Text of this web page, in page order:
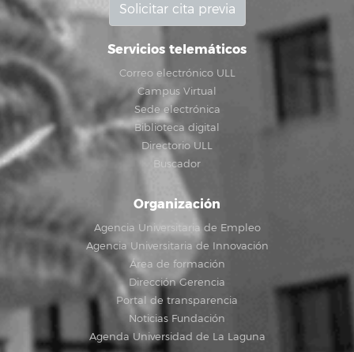
Solicitar cita previa
Servicios telemáticos
Correo electrónico ULL
Campus Virtual
Sede electrónica
Biblioteca digital
Directorio ULL
Buscador
Organización
Agencia Universitaria de Empleo
Agencia Universitaria de Innovación
Área de formación
Dirección Gerencia
Portal de transparencia
Noticias Fundación
Agenda Universidad de La Laguna